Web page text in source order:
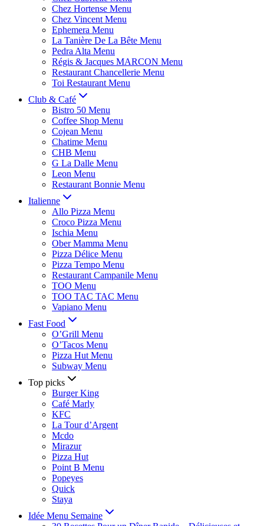
Chez Hortense Menu
Chez Vincent Menu
Ephemera Menu
La Tanière De La Bête Menu
Pedra Alta Menu
Régis & Jacques MARCON Menu
Restaurant Chancellerie Menu
Toi Restaurant Menu
Club & Café
Bistro 50 Menu
Coffee Shop Menu
Cojean Menu
Chatime Menu
CHB Menu
G La Dalle Menu
Leon Menu
Restaurant Bonnie Menu
Italienne
Allo Pizza Menu
Croco Pizza Menu
Ischia Menu
Ober Mamma Menu
Pizza Délice Menu
Pizza Tempo Menu
Restaurant Campanile Menu
TOO Menu
TOO TAC TAC Menu
Vapiano Menu
Fast Food
O’Grill Menu
O’Tacos Menu
Pizza Hut Menu
Subway Menu
Top picks
Burger King
Café Marly
KFC
La Tour d’Argent
Mcdo
Mirazur
Pizza Hut
Point B Menu
Popeyes
Quick
Staya
Idée Menu Semaine